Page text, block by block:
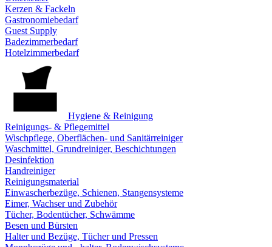
Kerzen & Fackeln
Gastronomiebedarf
Guest Supply
Badezimmerbedarf
Hotelzimmerbedarf
Hygiene & Reinigung
Reinigungs- & Pflegemittel
Wischpflege, Oberflächen- und Sanitärreiniger
Waschmittel, Grundreiniger, Beschichtungen
Desinfektion
Handreiniger
Reinigungsmaterial
Einwascherbezüge, Schienen, Stangensysteme
Eimer, Wachser und Zubehör
Tücher, Bodentücher, Schwämme
Besen und Bürsten
Halter und Bezüge, Tücher und Pressen